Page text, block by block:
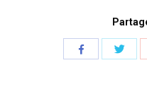
Partager